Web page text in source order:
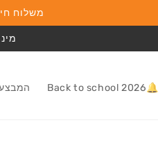
משלוח חינם בקניה
🔔Back to school 2026